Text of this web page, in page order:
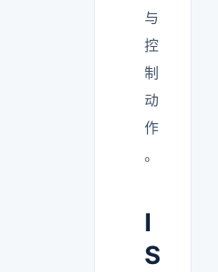
与
控
制
动
作
。
I
S